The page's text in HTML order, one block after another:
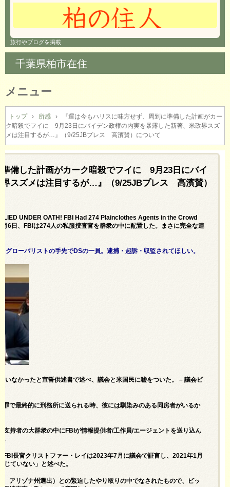
旅行やブログを掲載
千葉県柏市在住
メニュー
コ
ン
テ
ン
ス
キ
トップ › 所感 ›
『運は今もハリスに味方せず、周到に準備した計画がカー
ク暗殺でフイに 9月23日にバイデン政権の内実を暴露した新著、米政界スズ
メは注目するが…』（9/25JBプレス 高濱賛）について
備した計画がカーク暗殺でフイに 9月23日にバイ
スズメは注目するが…』（9/25JBプレス 高濱賛）
UNDER OATH! FBI Had 274 Plainclothes Agents in the Crowd
6日、FBIは274人の私服捜査官を群衆の中に配置した。まさに完全な連
ローバリストの手先でDSの一員。逮捕・起訴・収監されてほしい。
いなかったと宣誓供述書で述べ、議会と米国民に嘘をついた。 – 議会ビ
で最終的に刑務所に送られる時、彼には馴染みのある同房者がいるか
持者の大群衆の中にFBIが情報提供者/工作員/エージェントを送り込ん
長官クリストファー・レイは2023年7月に議会で証言し、2021年1月
ていない」と述べた。
アリゾナ州選出）との緊迫したやり取りの中でなされたもので、ビッ